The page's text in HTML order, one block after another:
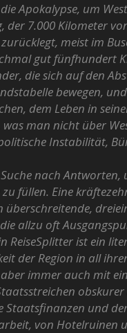
Apokalypse, um
der 7.000 Kilometer
meist im
gut fünfhundert
die sich auf den
bewegen,
dem Leben in
was man nicht über
Instabilität,
Suche nach
füllen. Eine
überschreitende,
allzu oft
ReiseSplitter ist ein
der Region in all
immer auch mit
obskurer
Staatsfinanzen und
von Hotelruinen